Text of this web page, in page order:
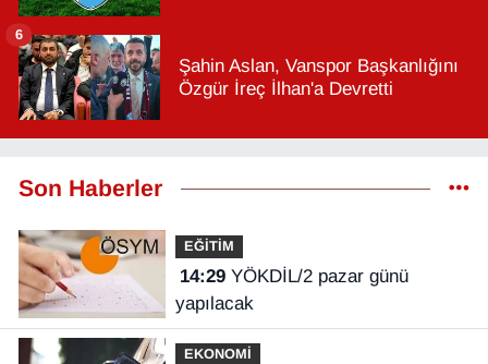
Şahin Aslan, Vanspor Başkanlığını
Özgür İreç İlhan'a Devretti
6
Son Haberler
EĞİTİM
14:29YÖKDİL/2 pazar günü
yapılacak
EKONOMİ